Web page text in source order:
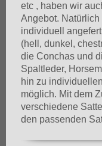
etc , haben wir
Angebot.
individuell
(hell, dunkel,
die Conchas und
Spaltleder,
hin zu
möglich. Mit dem
verschiedene
den passenden